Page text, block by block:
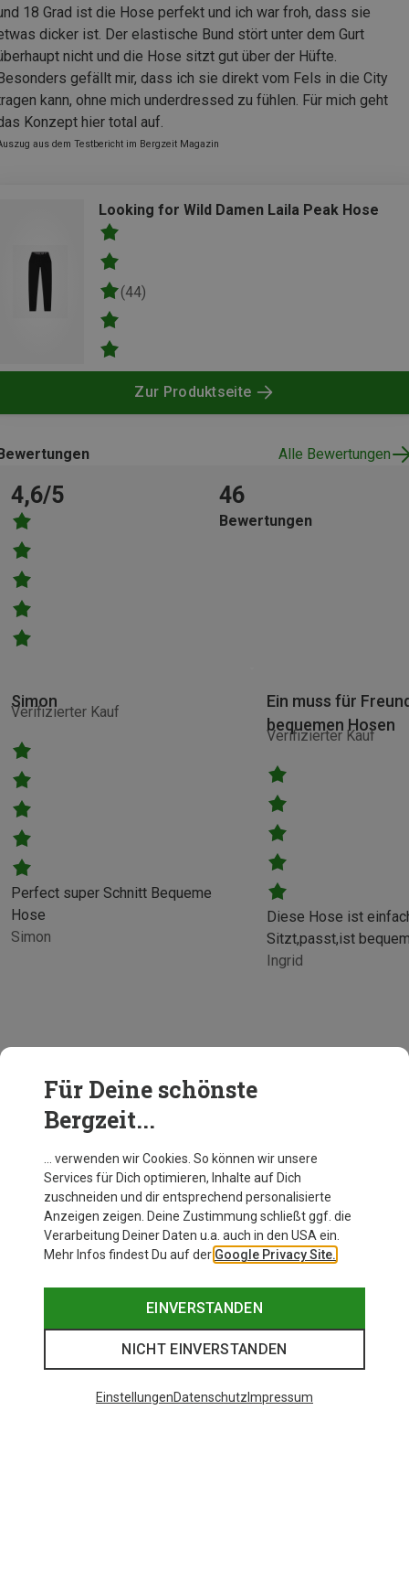
18 Grad ist die Hose perfekt und ich war froh, dass sie
dicker ist. Der elastische Bund stört unter dem Gurt
nicht und die Hose sitzt gut über der Hüfte.
gefällt mir, dass ich sie direkt vom Fels in die City
kann, ohne mich underdressed zu fühlen. Für mich geht
Konzept hier total auf.
aus dem Testbericht im Bergzeit Magazin
Looking for Wild Damen Laila Peak Hose
(44)
Zur Produktseite
Alle Bewertungen
4,6/5 46
Bewertungen
Simon
Verifizierter Kauf
Simon
Perfect super Schnitt Bequeme
Hose
Ingrid
Verifizierter Kauf
Ein muss für
bequemen Hosen
Diese Hose ist
Sitzt,passt,ist
Für Deine schönste
Bergzeit...
… verwenden wir Cookies. So können wir unsere
Services für Dich optimieren, Inhalte auf Dich
zuschneiden und dir entsprechend personalisierte
Anzeigen zeigen. Deine Zustimmung schließt ggf. die
Verarbeitung Deiner Daten u.a. auch in den USA ein.
Mehr Infos findest Du auf der Google Privacy Site.
EINVERSTANDEN
NICHT EINVERSTANDEN
EinstellungenDatenschutz Impressum